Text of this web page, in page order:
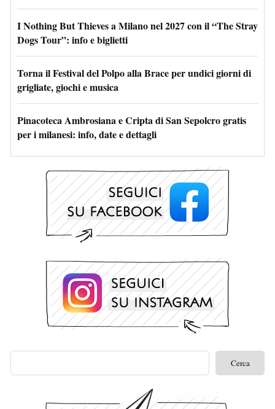
I Nothing But Thieves a Milano nel 2027 con il “The Stray
Dogs Tour”: info e biglietti
Torna il Festival del Polpo alla Brace per undici giorni di
grigliate, giochi e musica
Pinacoteca Ambrosiana e Cripta di San Sepolcro gratis
per i milanesi: info, date e dettagli